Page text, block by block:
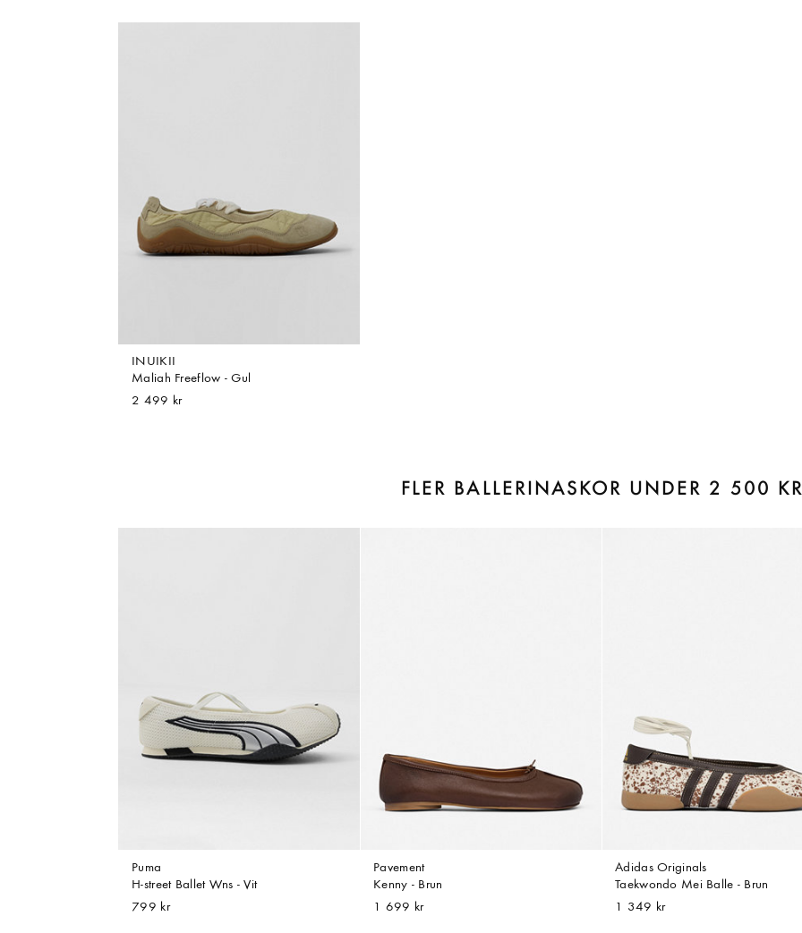
INUIKII
Maliah Freeflow - Gul
2 499 kr
FLER BALLERINASKOR UNDER 2 500
Puma
H-street Ballet Wns - Vit
799 kr
Pavement
Kenny - Brun
1 699 kr
Adidas Originals
Taekwondo Mei Balle - Brun
1 349 kr